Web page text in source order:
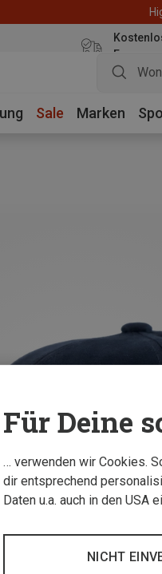
Euro
Sale Marken
Für Deine
… verwenden wir Cookies.
dir entsprechend
Daten u.a. auch in den
NICHT